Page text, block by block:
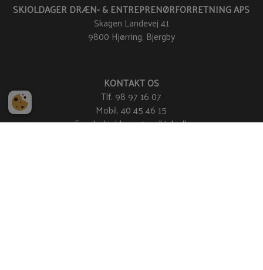
SKJOLDAGER DRÆN- & ENTREPRENØRFORRETNING APS
Skagen Landevej 41
9800 Hjørring, Bjergby
KONTAKT OS
Tlf. 98 97 16 07
Mobil.40 45 46 15
Email:skjoldager@mail.tele.dk